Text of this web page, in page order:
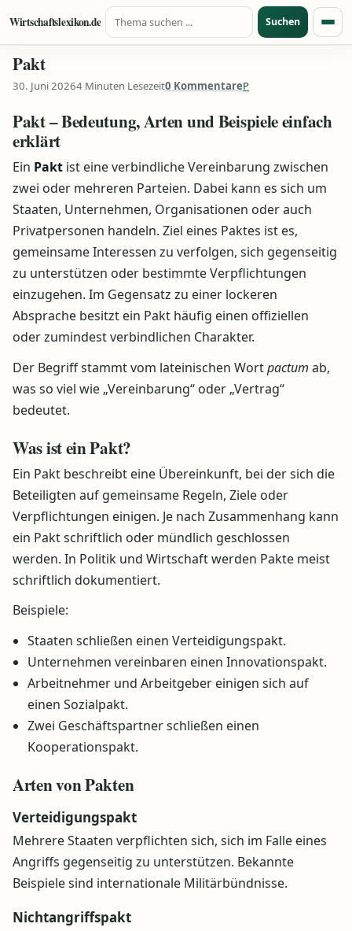
Zum Inhalt springen
Wirtschaftslexikon.de
Suche nach:
Suchen
Pakt
30. Juni 20264 Minuten Lesezeit0 KommentareP
Pakt – Bedeutung, Arten und Beispiele einfach
erklärt
Ein Pakt ist eine verbindliche Vereinbarung zwischen
zwei oder mehreren Parteien. Dabei kann es sich um
Staaten, Unternehmen, Organisationen oder auch
Privatpersonen handeln. Ziel eines Paktes ist es,
gemeinsame Interessen zu verfolgen, sich gegenseitig
zu unterstützen oder bestimmte Verpflichtungen
einzugehen. Im Gegensatz zu einer lockeren
Absprache besitzt ein Pakt häufig einen offiziellen
oder zumindest verbindlichen Charakter.
Der Begriff stammt vom lateinischen Wortpactum ab,
was so viel wie „Vereinbarung“ oder „Vertrag“
bedeutet.
Was ist ein Pakt?
Ein Pakt beschreibt eine Übereinkunft, bei der sich die
Beteiligten auf gemeinsame Regeln, Ziele oder
Verpflichtungen einigen. Je nach Zusammenhang kann
ein Pakt schriftlich oder mündlich geschlossen
werden. In Politik und Wirtschaft werden Pakte meist
schriftlich dokumentiert.
Beispiele:
Staaten schließen einen Verteidigungspakt.
Unternehmen vereinbaren einen Innovationspakt.
Arbeitnehmer und Arbeitgeber einigen sich auf
einen Sozialpakt.
Zwei Geschäftspartner schließen einen
Kooperationspakt.
Arten von Pakten
Verteidigungspakt
Mehrere Staaten verpflichten sich, sich im Falle eines
Angriffs gegenseitig zu unterstützen. Bekannte
Beispiele sind internationale Militärbündnisse.
Nichtangriffspakt